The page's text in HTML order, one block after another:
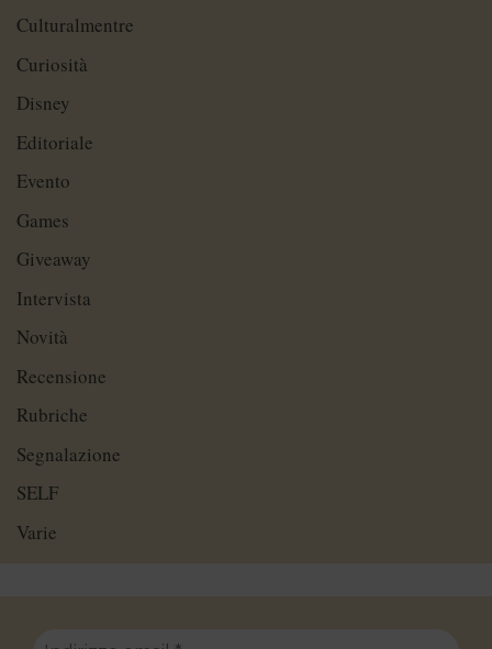
Culturalmentre
Curiosità
Disney
Editoriale
Evento
Games
Giveaway
Intervista
Novità
Recensione
Rubriche
Segnalazione
SELF
Varie